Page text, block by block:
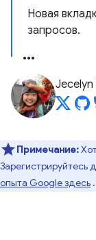
Новая
запросов.
Jecelyn
Примечание:
Зарегистрируйтесь
опыта Google здесь .